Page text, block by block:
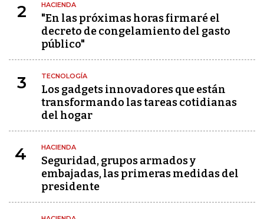
2 HACIENDA
"En las próximas horas firmaré el
decreto de congelamiento del gasto
público"
3 TECNOLOGÍA
Los gadgets innovadores que están
transformando las tareas cotidianas
del hogar
4 HACIENDA
Seguridad, grupos armados y
embajadas, las primeras medidas del
presidente